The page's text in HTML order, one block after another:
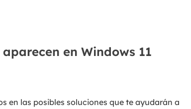
en Windows 11
en las posibles soluciones que te ayudarán a